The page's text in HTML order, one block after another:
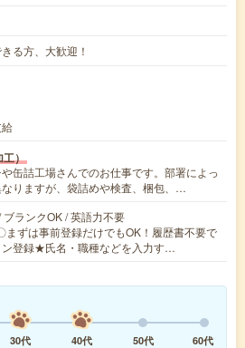
る方、大歓迎！
工）
缶詰工場さんでのお仕事です。部署によっ
りますが、袋詰めや検査、梱包、…
ランクOK / 英語力不要
ずは事前登録だけでもOK！履歴書不要で
ン登録★氏名・職種などを入力す…
30代 40代 50代 60代